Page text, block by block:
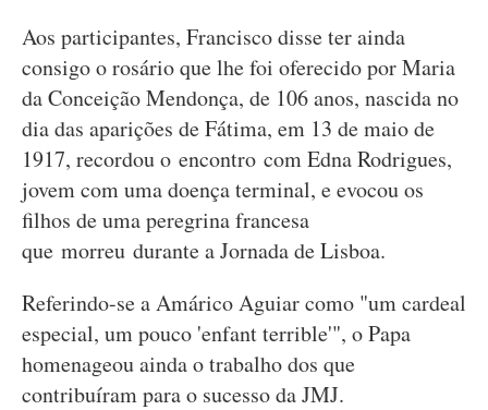
Aos participantes, Francisco disse ter ainda
consigo o rosário que lhe foi oferecido por Maria
da Conceição Mendonça, de 106 anos, nascida no
dia das aparições de Fátima, em 13 de maio de
1917, recordou o encontro com Edna Rodrigues,
jovem com uma doença terminal, e evocou os
filhos de uma peregrina francesa
que morreu durante a Jornada de Lisboa.
Referindo-se a Amárico Aguiar como "um cardeal
especial, um pouco 'enfant terrible'", o Papa
homenageou ainda o trabalho dos que
contribuíram para o sucesso da JMJ.